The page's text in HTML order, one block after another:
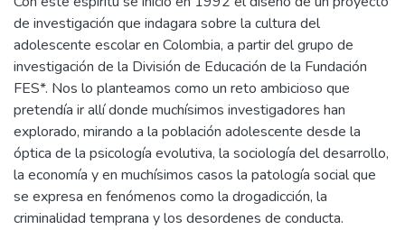
de investigación que indagara sobre la cultura del
adolescente escolar en Colombia, a partir del grupo de
investigación de la División de Educación de la Fundación
FES*. Nos lo planteamos como un reto ambicioso que
pretendía ir allí donde muchísimos investigadores han
explorado, mirando a la población adolescente desde la
óptica de la psicología evolutiva, la sociología del desarrollo,
la economía y en muchísimos casos la patología social que
se expresa en fenómenos como la drogadicción, la
criminalidad temprana y los desordenes de conducta.